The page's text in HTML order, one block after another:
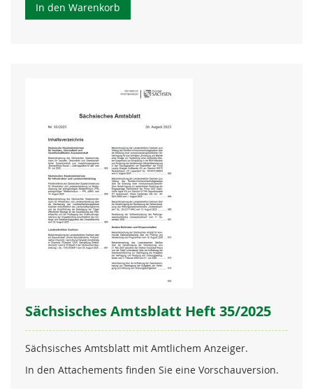
In den Warenkorb
Sächsisches Amtsblatt Heft 35/2025
Sächsisches Amtsblatt mit Amtlichem Anzeiger.
In den Attachements finden Sie eine Vorschauversion.